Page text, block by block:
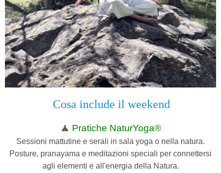
Cosa include il weekend
🧘 Pratiche NaturYoga®
Sessioni mattutine e serali in sala yoga o nella natura.
Posture, pranayama e meditazioni speciali per connettersi
agli elementi e all'energia della Natura.